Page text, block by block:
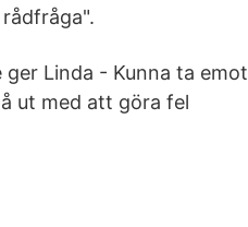
Linda - Kunna ta emot
ut med att göra fel